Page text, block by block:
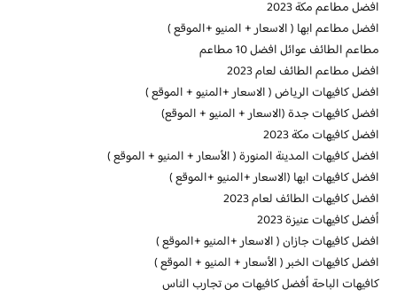
افضل مطاعم مكة 2023
افضل مطاعم ابها ( الاسعار + المنيو +الموقع )
مطاعم الطائف عوائل افضل 10 مطاعم
افضل مطاعم الطائف لعام 2023
افضل كافيهات الرياض ( الاسعار +المنيو + الموقع )
افضل كافيهات جدة (الاسعار + المنيو + الموقع)
افضل كافيهات مكة 2023
افضل كافيهات المدينة المنورة ( الأسعار + المنيو + الموقع )
افضل كافيهات ابها (الاسعار +المنيو +الموقع )
افضل كافيهات الطائف لعام 2023
أفضل كافيهات عنيزة 2023
افضل كافيهات جازان ( الاسعار +المنيو +الموقع )
افضل كافيهات الخبر ( الأسعار + المنيو + الموقع )
كافيهات الباحة أفضل كافيهات من تجارب الناس